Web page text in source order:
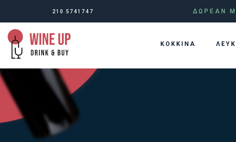
210 5741747 ΔΩΡΕΑΝ
KOKKINA